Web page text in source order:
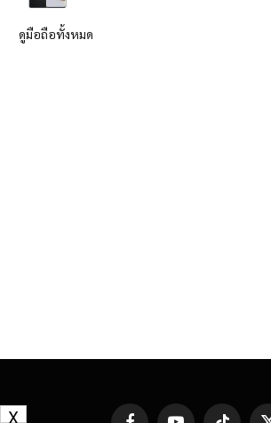
ดูมือถือทั้งหมด
X